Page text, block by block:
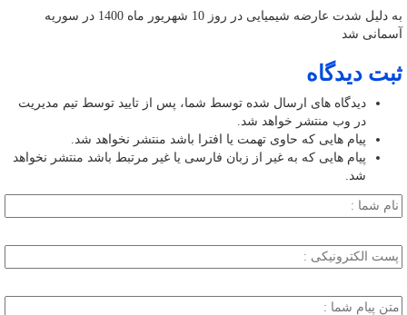
به دلیل شدت عارضه شیمیایی در روز 10 شهریور ماه 1400 در سوریه
آسمانی شد
ثبت دیدگاه
دیدگاه های ارسال شده توسط شما، پس از تایید توسط تیم مدیریت
در وب منتشر خواهد شد.
پیام هایی که حاوی تهمت یا افترا باشد منتشر نخواهد شد.
پیام هایی که به غیر از زبان فارسی یا غیر مرتبط باشد منتشر نخواهد
شد.